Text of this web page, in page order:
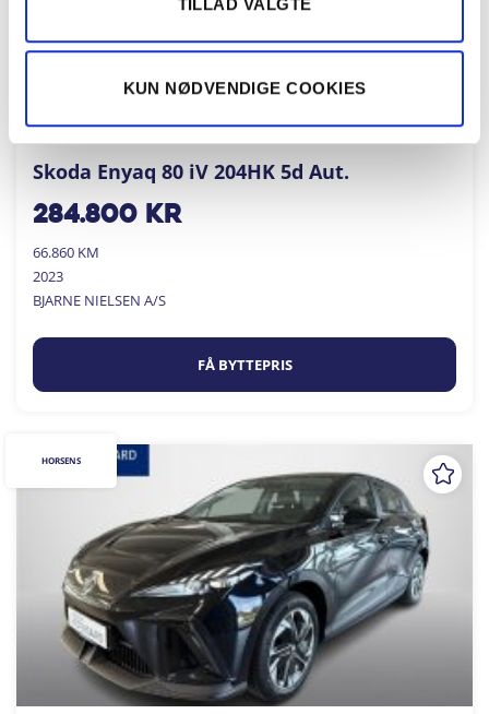
KUN NØDVENDIGE COOKIES
Skoda Enyaq 80 iV 204HK 5d Aut.
284.800kr
66.860 KM
2023
BJARNE NIELSEN A/S
FÅ BYTTEPRIS
HORSENS